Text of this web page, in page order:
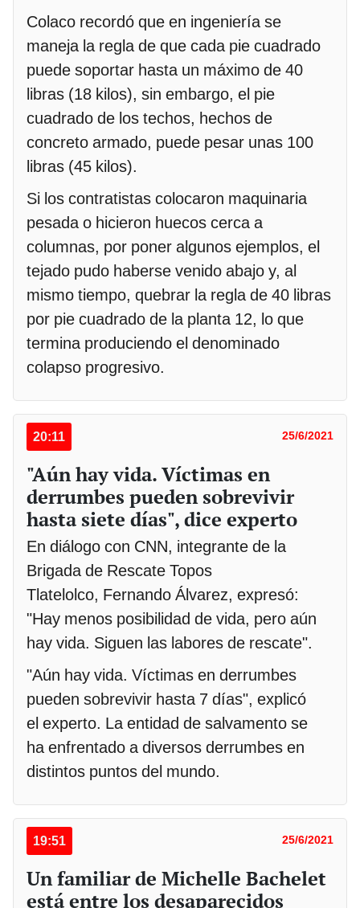
Colaco recordó que en ingeniería se
maneja la regla de que cada pie cuadrado
puede soportar hasta un máximo de 40
libras (18 kilos), sin embargo, el pie
cuadrado de los techos, hechos de
concreto armado, puede pesar unas 100
libras (45 kilos).
Si los contratistas colocaron maquinaria
pesada o hicieron huecos cerca a
columnas, por poner algunos ejemplos, el
tejado pudo haberse venido abajo y, al
mismo tiempo, quebrar la regla de 40 libras
por pie cuadrado de la planta 12, lo que
termina produciendo el denominado
colapso progresivo.
20:11 25/6/2021
"Aún hay vida. Víctimas en
derrumbes pueden sobrevivir
hasta siete días", dice experto
En diálogo con CNN, integrante de la
Brigada de Rescate Topos
Tlatelolco, Fernando Álvarez, expresó:
"Hay menos posibilidad de vida, pero aún
hay vida. Siguen las labores de rescate".
"Aún hay vida. Víctimas en derrumbes
pueden sobrevivir hasta 7 días", explicó
el experto. La entidad de salvamento se
ha enfrentado a diversos derrumbes en
distintos puntos del mundo.
19:51 25/6/2021
Un familiar de Michelle Bachelet
está entre los desaparecidos